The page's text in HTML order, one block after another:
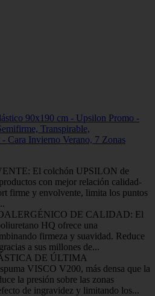
90x190 cm - Upsilon Promo -
Transpirable,
Cara Invierno Verano, 7 Zonas
El colchón UPSILON de
con mejor relación calidad-
firme y envolvente, limita los puntos
DE CALIDAD: El
HQ ofrece una
firmeza y suavidad. Reduce
a sus millones de...
DE ÚLTIMA
VISCO V200, más densa que la
la presión sobre las zonas
de ingravidez y limitando los...